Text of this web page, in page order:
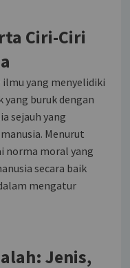
Ciri-Ciri
yang menyelidiki
yang buruk dengan
sejauh yang
Menurut
norma moral yang
secara baik
mengatur
Jenis,